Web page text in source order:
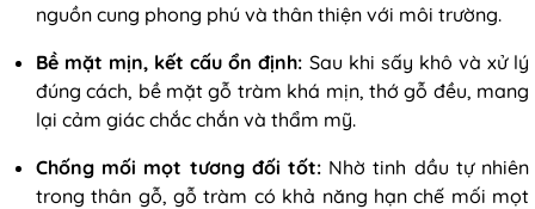
nguồn cung phong phú và thân thiện với môi trường.
Bề mặt mịn, kết cấu ổn định: Sau khi sấy khô và xử lý
đúng cách, bề mặt gỗ tràm khá mịn, thớ gỗ đều, mang
lại cảm giác chắc chắn và thẩm mỹ.
Chống mối mọt tương đối tốt: Nhờ tinh dầu tự nhiên
trong thân gỗ, gỗ tràm có khả năng hạn chế mối mọt